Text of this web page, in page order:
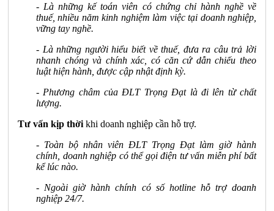
- Là những kế toán viên có chứng chỉ hành nghề về
thuế, nhiều năm kinh nghiệm làm việc tại doanh nghiệp,
vững tay nghề.
- Là những người hiểu biết về thuế, đưa ra câu trả lời
nhanh chóng và chính xác, có căn cứ dẫn chiếu theo
luật hiện hành, được cập nhật định kỳ.
- Phương châm của ĐLT Trọng Đạt là đi lên từ chất
lượng.
Tư vấn kịp thời khi doanh nghiệp cần hỗ trợ.
- Toàn bộ nhân viên ĐLT Trọng Đạt làm giờ hành
chính, doanh nghiệp có thể gọi điện tư vấn miễn phí bất
kể lúc nào.
- Ngoài giờ hành chính có số hotline hỗ trợ doanh
nghiệp 24/7.